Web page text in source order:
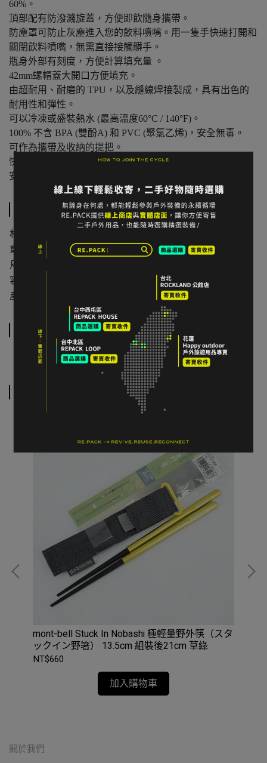
60%。
頂部配有防潑濺旋蓋，方便即飲隨身攜帶。
防塵罩可防止灰塵進入您的飲料噴嘴。用一隻手快速打開和
關閉飲料噴嘴，無需直接接觸髒手。
瓶身外部有刻度，方便計算填充量 。
42mm螺帽蓋大開口方便填充。
由超耐用、耐磨的 TPU，以及縫線焊接製成，具有出色的
耐用性和彈性。
可以冷凍或盛裝熱水 (最高溫度60°C / 140°F)。
100% 不含 BPA (雙酚A) 和 PVC (聚氯乙烯)，安全無毒。
可作為攜帶及收納的提把。
快速安全的過濾 - 以每分鐘 1 升的速度從大約 1,500 升水中
安全地去除細菌和原生動物。
規格說明
材質
重量
143 g
尺寸
容量
產地
運送方式
mont-bell Stuck In Nobashi 極輕量野外筷（スタ
ックイン野箸） 13.5cm 組裝後21cm 草綠
NT$660
加入購物車
關於我們